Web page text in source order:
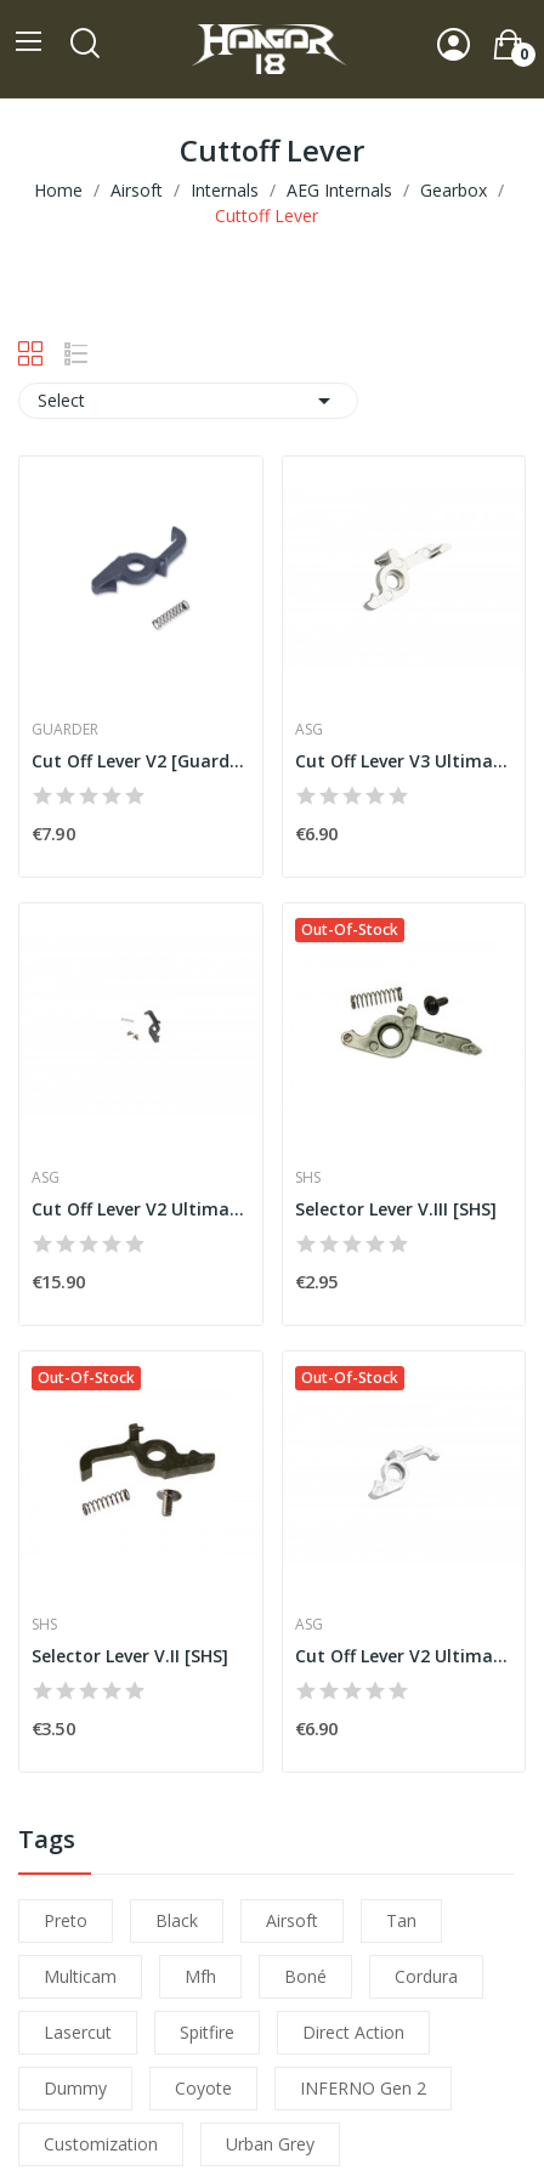
0
Cuttoff Lever
Home Airsoft Internals AEG Internals
Gearbox
Cuttoff Lever
Tags
Preto Black Airsoft Tan
Multicam Mfh Boné Cordura
Lasercut Spitfire Direct Action
Dummy Coyote INFERNO Gen 2
Customization Urban Grey
Select 
GUARDER
Cut Off Lever V2 [Guarder]
€7.90
ASG
Cut Off Lever V3 Ultimate [ASG]
€6.90
ASG
Cut Off Lever V2 Ultimate CNC [ASG]
€15.90
Out-Of-Stock
SHS
Selector Lever V.III [SHS]
€2.95
Out-Of-Stock
SHS
Selector Lever V.II [SHS]
€3.50
Out-Of-Stock
ASG
Cut Off Lever V2 Ultimate [ASG]
€6.90